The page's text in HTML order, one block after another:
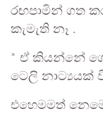
රඟපාමින් ගත
කැමැති නෑ .
* ඒ කියන්නේ
ටෙලි නාට්‍යයක්
එහෙමමත්